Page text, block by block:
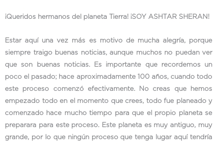
¡Queridos hermanos del planeta Tierra! ¡SOY ASHTAR SHERAN!
Estar aquí una vez más es motivo de mucha alegría, porque
siempre traigo buenas noticias, aunque muchos no puedan ver
que son buenas noticias. Es importante que recordemos un
poco el pasado; hace aproximadamente 100 años, cuando todo
este proceso comenzó efectivamente. No creas que hemos
empezado todo en el momento que crees, todo fue planeado y
comenzado hace mucho tiempo para que el propio planeta se
preparara para este proceso. Este planeta es muy antiguo, muy
grande, por lo que ningún proceso que tenga lugar aquí tendría